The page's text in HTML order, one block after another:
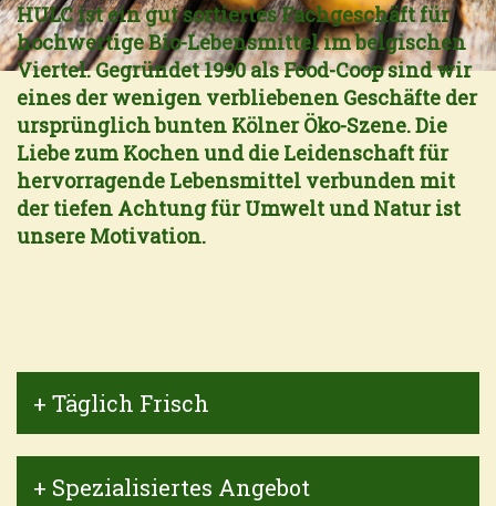
HULC ist ein gut sortiertes Fachgeschäft für
hochwertige Bio-Lebensmittel im belgischen
Viertel. Gegründet 1990 als Food-Coop sind wir
eines der wenigen verbliebenen Geschäfte der
ursprünglich bunten Kölner Öko-Szene. Die
Liebe zum Kochen und die Leidenschaft für
hervorragende Lebensmittel verbunden mit
der tiefen Achtung für Umwelt und Natur ist
unsere Motivation.
+ Täglich Frisch
Bei HULC findest du alles für den täglichen
+ Spezialisiertes Angebot